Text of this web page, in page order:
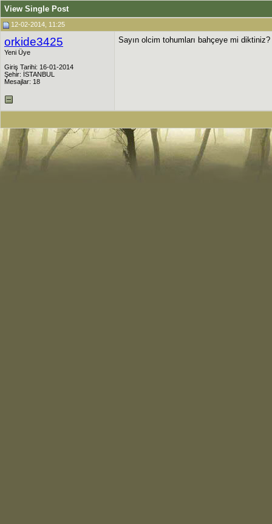
View Single Post
12-02-2014, 11:25
orkide3425
Yeni Üye
Giriş Tarihi: 16-01-2014
Şehir: İSTANBUL
Mesajlar: 18
Sayın olcim tohumları bahçeye mi